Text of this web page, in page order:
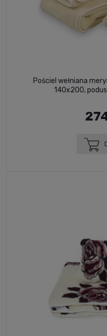
Pościel wełniana
140x200,